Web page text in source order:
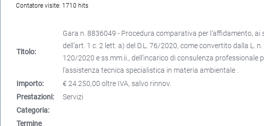
Contatore visite: 1710 hits
Titolo:
Gara n. 8836049 - Procedura comparativa per l’affidamento, ai
dell’art. 1 c. 2 lett. a) del D.L. 76/2020, come convertito dalla L. n.
120/2020 e ss.mm.ii., dell’incarico di consulenza professionale
l’assistenza tecnica specialistica in materia ambientale .
Importo:
€ 24.250,00 oltre IVA, salvo rinnov.
Prestazioni:
Servizi
Categoria:
Termine